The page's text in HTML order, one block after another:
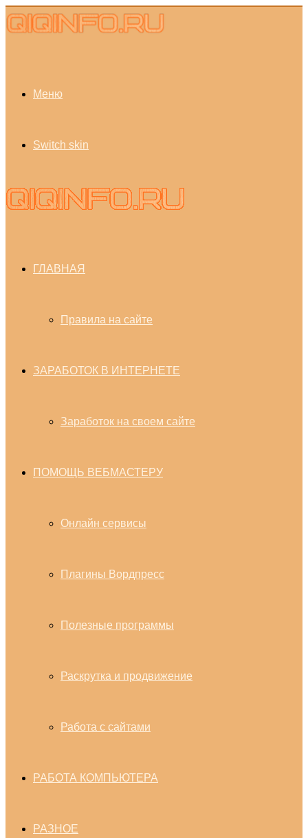
Меню
Switch skin
ГЛАВНАЯ
Правила на сайте
ЗАРАБОТОК В ИНТЕРНЕТЕ
Заработок на своем сайте
ПОМОЩЬ ВЕБМАСТЕРУ
Онлайн сервисы
Плагины Вордпресс
Полезные программы
Раскрутка и продвижение
Работа с сайтами
РАБОТА КОМПЬЮТЕРА
РАЗНОЕ